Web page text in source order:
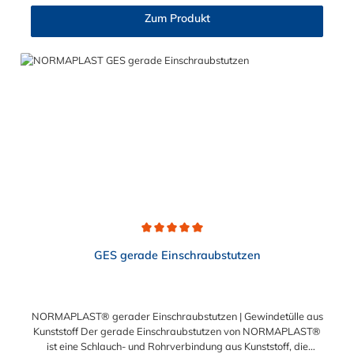
der einen Seite, sowie einen Schlauch-Anschlussstutzen auf der
anderen Seite. Der Tannenbaum des Einschraubstutzens
gewährleistet einen sicheren Sitz des Schlauches.
Gegebenenfalls kann eine zusätzliche Sicherung der
Zum Produkt
GES gerade Einschraubstutzen
NORMAPLAST® gerader Einschraubstutzen | Gewindetülle aus
Kunststoff Der gerade Einschraubstutzen von NORMAPLAST®
ist eine Schlauch- und Rohrverbindung aus Kunststoff, die